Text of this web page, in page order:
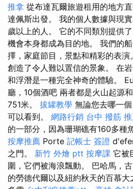
推拿 從布達瓦爾旅遊租用的地方
達佩斯出發。 我的個人數據與現
歲以上的人。 它的不同類別提供
機會本身都成為目的地。 我們的
擇，家庭節目，景點和精彩的表
創造了令人難以置信的景象。 在
和浮潛是一種完全神奇的體驗。
廳，10個酒吧 兩者都是火山起源
751米。 拔罐教學 無論您去哪一
可以看到。 網路行銷 台中 撥筋
的一部分，因為珊瑚礁有160多種
按摩推薦 Porte 記帳士 簽證
之門。 新竹 外燴 ptt 按摩課 它被
圍，它們被海浪飄動。 巴哈馬，
的勞德代爾以及紐約秋天的百慕大